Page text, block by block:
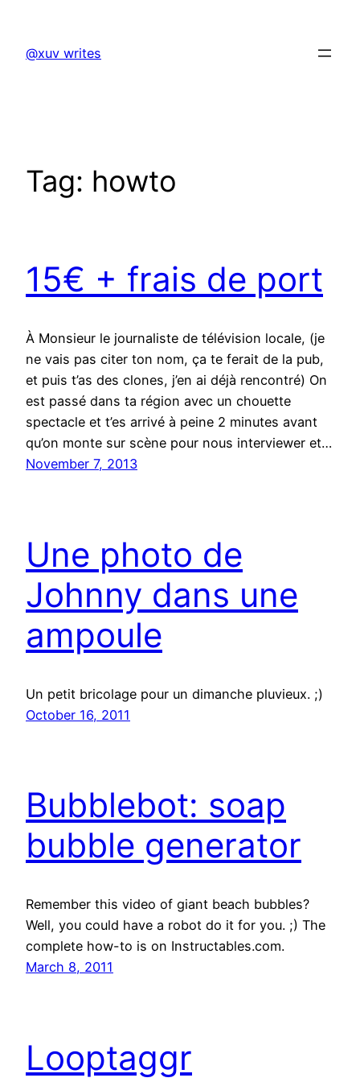
content
@xuv writes
Tag: howto
15€ + frais de port
À Monsieur le journaliste de télévision locale, (je
ne vais pas citer ton nom, ça te ferait de la pub,
et puis t’as des clones, j’en ai déjà rencontré) On
est passé dans ta région avec un chouette
spectacle et t’es arrivé à peine 2 minutes avant
qu’on monte sur scène pour nous interviewer et…
November 7, 2013
Une photo de
Johnny dans une
ampoule
Un petit bricolage pour un dimanche pluvieux. ;)
October 16, 2011
Bubblebot: soap
bubble generator
Remember this video of giant beach bubbles?
Well, you could have a robot do it for you. ;) The
complete how-to is on Instructables.com.
March 8, 2011
Looptaggr